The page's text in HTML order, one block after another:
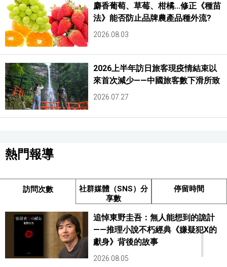
麝香葡萄、草莓、柑橘...修正《種苗
法》能否防止品牌農產品種外流?
2026.08.03
2026上半年訪日旅客現疫情結束以
來首次減少——中國旅客數下滑所致
2026.07.27
熱門報導
訪問次數
社群媒體（SNS）分
享數
停留時間
1
追悼東野圭吾：無人能想到的詭計
——推理小說不朽經典《嫌疑犯X的
獻身》背後的故事
2026.08.05